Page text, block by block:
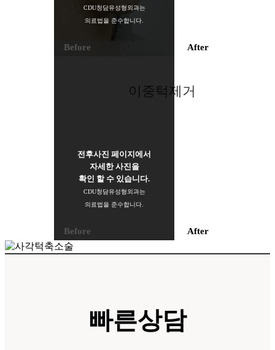
CDU청담유성형외과는
의료법을 준수합니다.
Before After
이중턱제거
전후사진 페이지에서
자세한 사진을
확인 할 수 있습니다.
CDU청담유성형외과는
의료법을 준수합니다.
Before After
빠른상담